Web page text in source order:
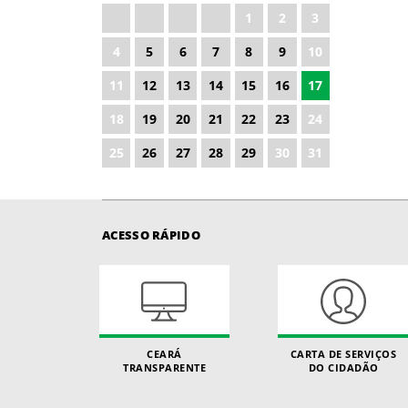
2028
1 2
3
4
5 6 7 8 9
10
11
12 13 14 15 16
17
18
19 20 21 22 23
24
25
26 27 28 29 30 31
ACESSO RÁPIDO
CEARÁ
TRANSPARENTE
CARTA DE SERVIÇOS
DO CIDADÃO